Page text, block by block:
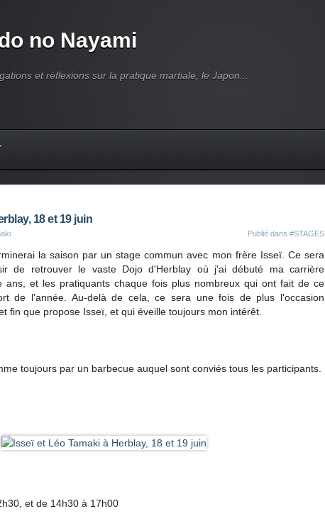
no Nayami
et réflexions sur la pratique martiale, le Japon...
18 et 19 juin
Publié dans #STAGES
la saison par un stage commun avec mon frère Isseï. Ce sera
de retrouver le vaste Dojo d'Herblay où j'ai débuté ma carrière
ans, et les pratiquants chaque fois plus nombreux qui ont fait de ce
de l'année. Au-delà de cela, ce sera une fois de plus l'occasion
fin que propose Isseï, et qui éveille toujours mon intérêt.
toujours par un barbecue auquel sont conviés tous les participants.
et de 14h30 à 17h00